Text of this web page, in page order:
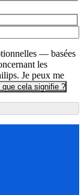
— basées
les
Je peux me
que cela signifie ?